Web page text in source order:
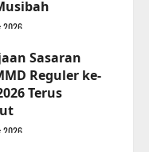
2026
Sasaran
Reguler ke-
Terus
2026